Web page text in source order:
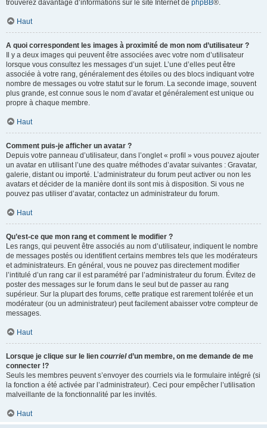
trouverez davantage d’informations sur le site Internet de phpBB®.
Haut
A quoi correspondent les images à proximité de mon nom d’utilisateur ?
Il y a deux images qui peuvent être associées avec votre nom d’utilisateur
lorsque vous consultez les messages d’un sujet. L’une d’elles peut être
associée à votre rang, généralement des étoiles ou des blocs indiquant votre
nombre de messages ou votre statut sur le forum. La seconde image, souvent
plus grande, est connue sous le nom d’avatar et généralement est unique ou
propre à chaque membre.
Haut
Comment puis-je afficher un avatar ?
Depuis votre panneau d’utilisateur, dans l’onglet « profil » vous pouvez ajouter
un avatar en utilisant l’une des quatre méthodes d’avatar suivantes : Gravatar,
galerie, distant ou importé. L’administrateur du forum peut activer ou non les
avatars et décider de la manière dont ils sont mis à disposition. Si vous ne
pouvez pas utiliser d’avatar, contactez un administrateur du forum.
Haut
Qu’est-ce que mon rang et comment le modifier ?
Les rangs, qui peuvent être associés au nom d’utilisateur, indiquent le nombre
de messages postés ou identifient certains membres tels que les modérateurs
et administrateurs. En général, vous ne pouvez pas directement modifier
l’intitulé d’un rang car il est paramétré par l’administrateur du forum. Évitez de
poster des messages sur le forum dans le seul but de passer au rang
supérieur. Sur la plupart des forums, cette pratique est rarement tolérée et un
modérateur (ou un administrateur) peut facilement abaisser votre compteur de
messages.
Haut
Lorsque je clique sur le lien courrield’un membre, on me demande de me
connecter !?
Seuls les membres peuvent s’envoyer des courriels via le formulaire intégré (si
la fonction a été activée par l’administrateur). Ceci pour empêcher l’utilisation
malveillante de la fonctionnalité par les invités.
Haut